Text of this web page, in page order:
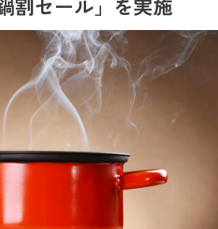
割セール」を実施